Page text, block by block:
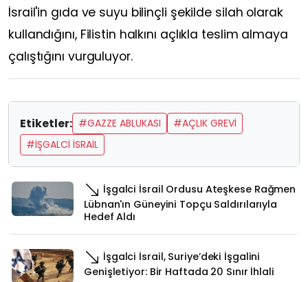
İsrail'in gıda ve suyu bilinçli şekilde silah olarak
kullandığını, Filistin halkını açlıkla teslim almaya
çalıştığını vurguluyor.
Etiketler: #GAZZE ABLUKASI
#AÇLIK GREVI
#İŞGALCI İSRAIL
İşgalci İsrail Ordusu Ateşkese Rağmen
Lübnan'ın Güneyini Topçu Saldırılarıyla
Hedef Aldı
İşgalci İsrail, Suriye’deki İşgalini
Genişletiyor: Bir Haftada 20 Sınır İhlali